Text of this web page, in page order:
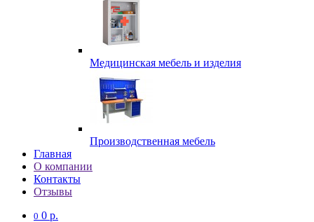
Медицинская мебель и изделия
Производственная мебель
Главная
О компании
Контакты
Отзывы
0 0 р.